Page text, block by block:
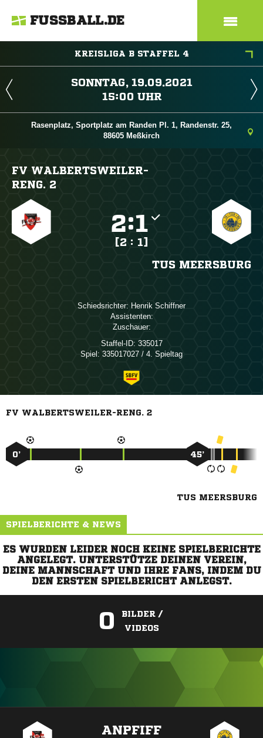
FUSSBALL.DE
KREISLIGA B STAFFEL 4
 
 
Rasenplatz, Sportplatz am Randen Pl. 1, Randenstr. 25,
88605 Meßkirch
FV WALBERTSWEILER-
RENG. 2
:
[2 : 1]
TUS MEERSBURG
Schiedsrichter:  
Assistenten:
Zuschauer:
Staffel-ID: 335017
Spiel: 335017027 / 4. Spieltag
FV WALBERTSWEILER-RENG. 2
0’ 45’
TUS MEERSBURG
SPIELBERICHTE & NEWS
ES WURDEN LEIDER NOCH KEINE SPIELBERICHTE
ANGELEGT. UNTERSTÜTZE DEINEN VEREIN,
DEINE MANNSCHAFT UND IHRE FANS, INDEM DU
DEN ERSTEN SPIELBERICHT ANLEGST.
0
BILDER /
VIDEOS
ANPFIFF